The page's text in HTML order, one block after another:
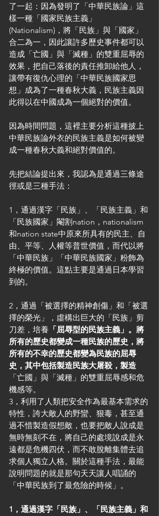
了一起：因為發明了「中華民族論」這
樣一種「國家民族主義」
(Nationalism)，將「民族」與「國家」
合二為一，因此讓許多歷史事件都可以
造成「亡國」與「滅種」的雙重屈辱的
效果，把自己落後的責任推卸給他人，
讓帶有復仇心理的「中華民族國家思
想」成為了一種春秋大義，民族主義因
此得以在中國成為一個絕對的價值。
因為時間問題，這裡主要分析這種披上
中華民族論外衣的民族主義是如何被變
成一種春秋大義和絕對價值的。
先把結論提出來，我認為是通過三條途
徑或是三種手法：
1，通過漢字「民族」、「民族主義」和
「民族國家」閹割nation，nationalism
和nation state中原來所具有的民主、自
由、平等、人權等普世價值，而代以將
「中華民族」「中華民族國家」粉飾為
終極的價值。這點主要是通過日本學習
到的。
2，通過「被選擇的精神創傷」和「被選
擇的榮光」，虛構出巨大的「民族」剪
刀差，培養 「屈辱型的民族主義」。將
所有的歷史都變成一種民族的歷史，將
所有的不幸的歷史都變為民族的屈辱
史，其中包括製造民族大屠殺，製造
「亡國」與「滅種」的雙重屈辱感和危
機感等。
3，利用了人類把安全作為最基本需求的
特性，誇大敵人的野蠻、狠毒，甚至通
過不惜製造假想敵，也要把敵人說成是
無時無刻不在，將自己的處境說成是永
遠都是危機四伏，而不敢脫離集體去追
求個人獨立人格。關於這種手法，最能
說明問題的就是那句天天讓人唱誦的
「中華民族到了最危險的時候」。
1，通過漢字「民族」、「民族主義」和